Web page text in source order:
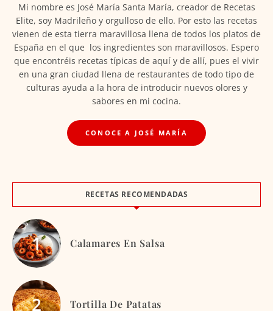
Mi nombre es José María Santa María, creador de Recetas
Elite, soy Madrileño y orgulloso de ello. Por esto las recetas
vienen de esta tierra maravillosa llena de todos los platos de
España en el que los ingredientes son maravillosos. Espero
que encontréis recetas típicas de aquí y de allí, pues el vivir
en una gran ciudad llena de restaurantes de todo tipo de
culturas ayuda a la hora de introducir nuevos olores y
sabores en mi cocina.
CONOCE A JOSÉ MARÍA
RECETAS RECOMENDADAS
Calamares En Salsa
Tortilla De Patatas